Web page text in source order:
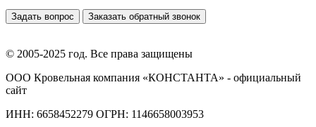
Задать вопрос Заказать обратный звонок
© 2005-2025 год. Все права защищены
ООО Кровельная компания «КОНСТАНТА» - официальный
сайт
ИНН: 6658452279 ОГРН: 1146658003953